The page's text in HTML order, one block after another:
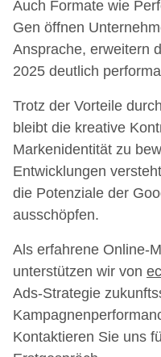
Auch Formate wie
Gen öffnen
Ansprache, erweitern
2025 deutlich
Trotz der Vorteile
bleibt die kreative
Markenidentität zu
Entwicklungen
die Potenziale der
ausschöpfen.
Als erfahrene Online-
unterstützen wir von
Ads-Strategie
Kontaktieren Sie uns